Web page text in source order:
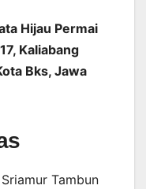
Hijau Permai
Kaliabang
Bks, Jawa
Tambun